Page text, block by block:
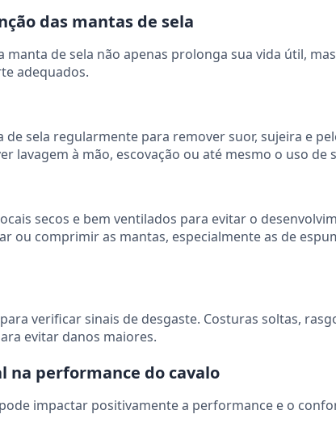
das mantas de sela
manta de sela não apenas prolonga sua vida útil,
adequados.
de sela regularmente para remover suor, sujeira e
lavagem à mão, escovação ou até mesmo o uso de
secos e bem ventilados para evitar o
ou comprimir as mantas, especialmente as de
verificar sinais de desgaste. Costuras soltas,
evitar danos maiores.
na performance do cavalo
impactar positivamente a performance e o